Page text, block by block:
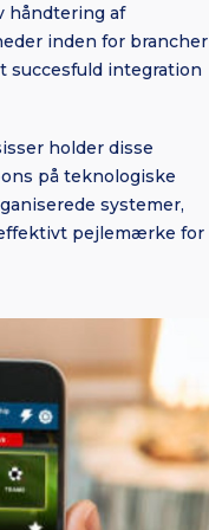
håndtering af
inden for brancher
succesfuld integration
holder disse
på teknologiske
systemer,
pejlemærke for